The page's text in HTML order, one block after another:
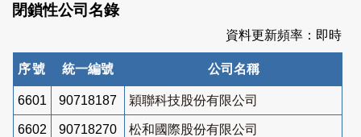
閉鎖性公司名錄
資料更新頻率：即時
序號 統一編號 公司名稱
6601 90718187 穎聯科技股份有限公司
6602 90718270 松和國際股份有限公司